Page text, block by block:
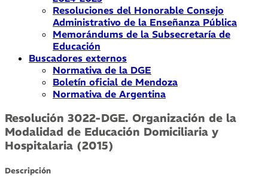
Resoluciones del Honorable Consejo
Administrativo de la Enseñanza Pública
Memorándums de la Subsecretaría de
Educación
Buscadores externos
Normativa de la DGE
Boletín oficial de Mendoza
Normativa de Argentina
Resolución 3022-DGE. Organización de la
Modalidad de Educación Domiciliaria y
Hospitalaria (2015)
Descripción